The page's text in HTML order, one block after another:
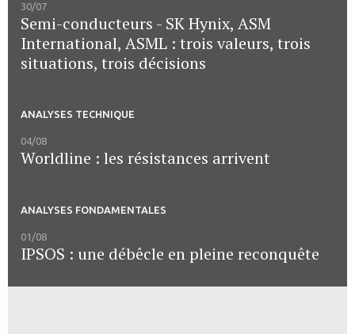
30/07
Semi-conducteurs - SK Hynix, ASM
International, ASML : trois valeurs, trois
situations, trois décisions
ANALYSES TECHNIQUE
04/08
Worldline : les résistances arrivent
ANALYSES FONDAMENTALES
01/08
IPSOS : une débêcle en pleine reconquête